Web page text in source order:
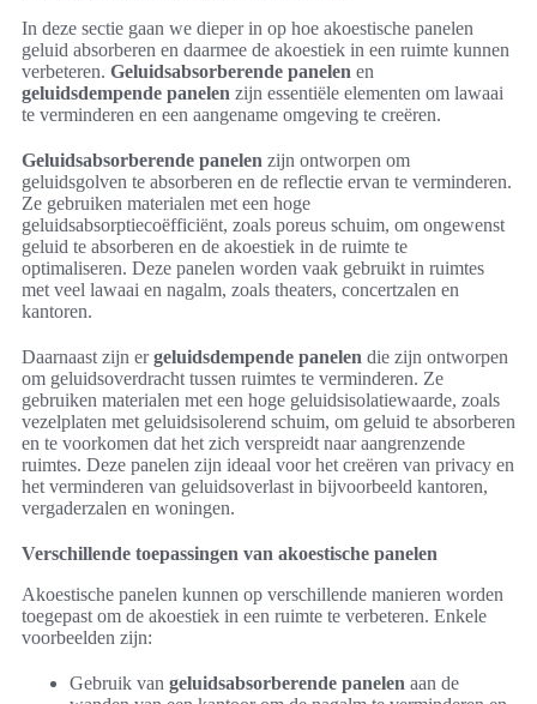
In deze sectie gaan we dieper in op hoe akoestische panelen
geluid absorberen en daarmee de akoestiek in een ruimte kunnen
verbeteren. Geluidsabsorberende panelen en
geluidsdempende panelen zijn essentiële elementen om lawaai
te verminderen en een aangename omgeving te creëren.
Geluidsabsorberende panelen zijn ontworpen om
geluidsgolven te absorberen en de reflectie ervan te verminderen.
Ze gebruiken materialen met een hoge
geluidsabsorptiecoëfficiënt, zoals poreus schuim, om ongewenst
geluid te absorberen en de akoestiek in de ruimte te
optimaliseren. Deze panelen worden vaak gebruikt in ruimtes
met veel lawaai en nagalm, zoals theaters, concertzalen en
kantoren.
Daarnaast zijn ergeluidsdempende panelen die zijn ontworpen
om geluidsoverdracht tussen ruimtes te verminderen. Ze
gebruiken materialen met een hoge geluidsisolatiewaarde, zoals
vezelplaten met geluidsisolerend schuim, om geluid te absorberen
en te voorkomen dat het zich verspreidt naar aangrenzende
ruimtes. Deze panelen zijn ideaal voor het creëren van privacy en
het verminderen van geluidsoverlast in bijvoorbeeld kantoren,
vergaderzalen en woningen.
Verschillende toepassingen van akoestische panelen
Akoestische panelen kunnen op verschillende manieren worden
toegepast om de akoestiek in een ruimte te verbeteren. Enkele
voorbeelden zijn:
Gebruik van geluidsabsorberende panelen aan de